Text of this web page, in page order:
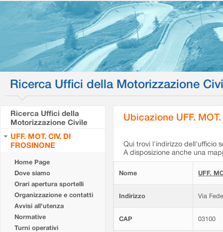
Ricerca Uffici della Motorizzazione
Ricerca Uffici della
Motorizzazione Civile
UFF. MOT. CIV. DI
FROSINONE
Home Page
Dove siamo
Orari apertura sportelli
Organizzazione e contatti
Avvisi all'utenza
Normative
Turni operativi
Ubicazione UFF.
Qui trovi l'indirizzo dell'ufficio
A disposizione anche una
Nome UFF.
Indirizzo Via
CAP 03100